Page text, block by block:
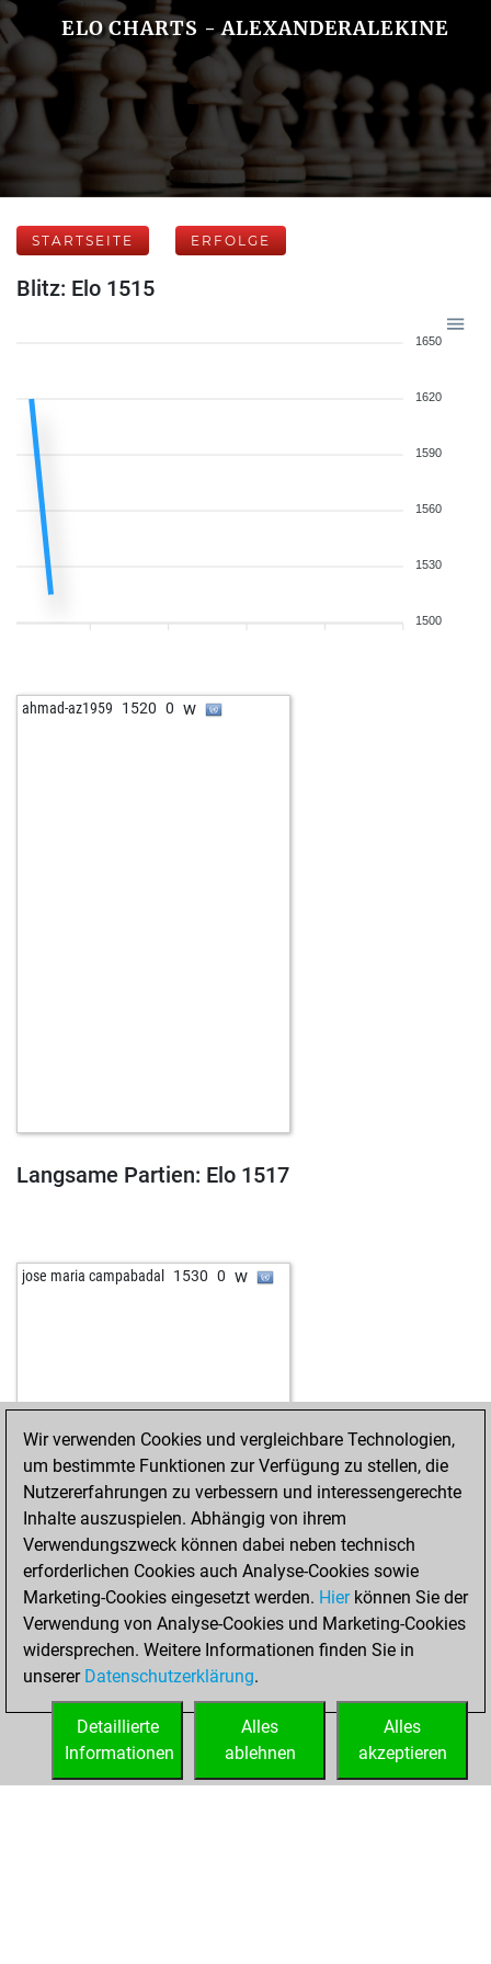
ELO CHARTS - ALEXANDERALEKINE
STARTSEITE ERFOLGE
Blitz: Elo 1515
1650
1620
1590
1560
1530
1500
ahmad-az1959 1520 0 w
Langsame Partien: Elo 1517
jose maria campabadal 1530 0 w
STARTSEITE ERFOLGE
Wir verwenden Cookies und vergleichbare Technologien,
um bestimmte Funktionen zur Verfügung zu stellen, die
Nutzererfahrungen zu verbessern und interessengerechte
Inhalte auszuspielen. Abhängig von ihrem
Verwendungszweck können dabei neben technisch
erforderlichen Cookies auch Analyse-Cookies sowie
Marketing-Cookies eingesetzt werden. Hierkönnen Sie der
Verwendung von Analyse-Cookies und Marketing-Cookies
widersprechen. Weitere Informationen finden Sie in
unserer Datenschutzerklärung.
Alles
akzeptieren
Alles
ablehnen
Detaillierte
Informationen